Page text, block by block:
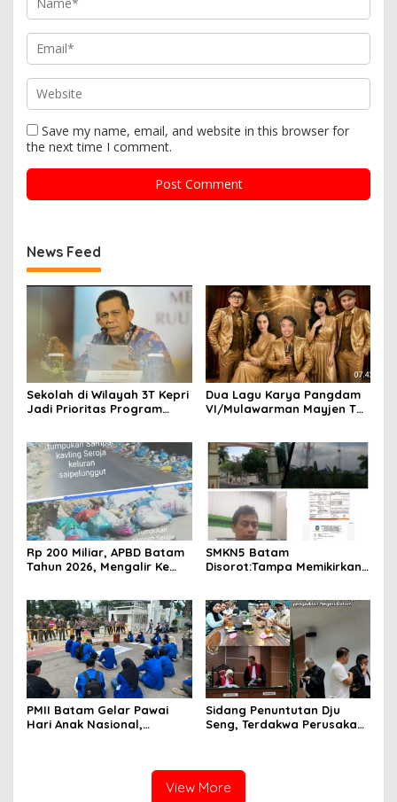
Save my name, email, and website in this browser for
the next time I comment.
News Feed
Sekolah di Wilayah 3T Kepri
Jadi Prioritas Program
Dua Lagu Karya Pangdam
VI/Mulawarman Mayjen TNI
Ke-81 RI
Rp 200 Miliar, APBD Batam
Tahun 2026, Mengalir Ke
Bereskan Sampah
SMKN5 Batam
Disorot:Tampa Memikirkan
Kepri, Ansar Ahmad
Komersilkan Lahan Sekolah
Untuk Pendirian Tower
PMII Batam Gelar Pawai
Hari Anak Nasional,
Sidang Penuntutan Dju
Seng, Terdakwa Perusakan
View More